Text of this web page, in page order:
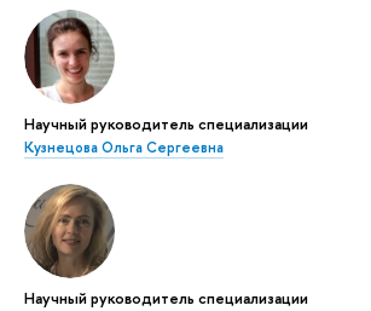
Научный руководитель специализации
Кузнецова Ольга Сергеевна
Научный руководитель специализации